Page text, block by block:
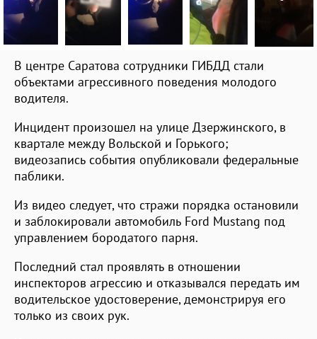
В центре Саратова сотрудники ГИБДД стали
объектами агрессивного поведения молодого
водителя.
Инцидент произошел на улице Дзержинского, в
квартале между Вольской и Горького;
видеозапись события опубликовали федеральные
паблики.
Из видео следует, что стражи порядка остановили
и заблокировали автомобиль Ford Mustang под
управлением бородатого парня.
Последний стал проявлять в отношении
инспекторов агрессию и отказывался передать им
водительское удостоверение, демонстрируя его
только из своих рук.